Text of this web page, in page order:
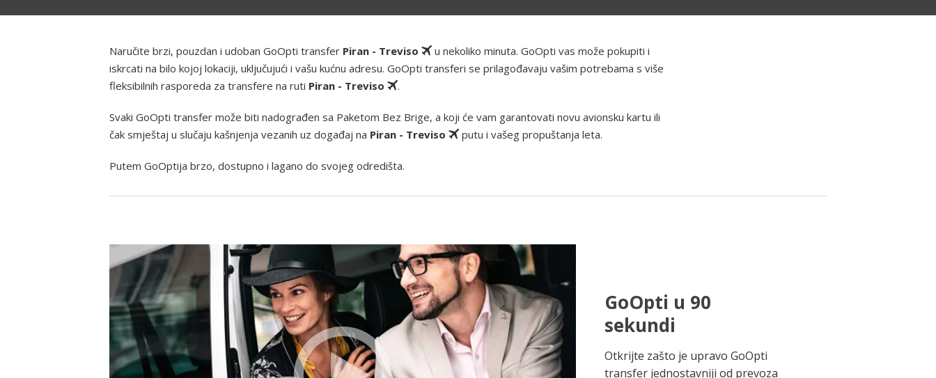
Naručite brzi, pouzdan i udoban GoOpti transfer Piran - Treviso
u nekoliko minuta. GoOpti vas može pokupiti i
iskrcati na bilo kojoj lokaciji, uključujući i vašu kućnu adresu. GoOpti transferi se prilagođavaju vašim potrebama s više
fleksibilnih rasporeda za transfere na ruti Piran - Treviso .
Svaki GoOpti transfer može biti nadograđen sa Paketom Bez Brige, a koji će vam garantovati novu avionsku kartu ili
čak smještaj u slučaju kašnjenja vezanih uz događaj na Piran - Treviso putu i vašeg propuštanja leta.
Putem GoOptija brzo, dostupno i lagano do svojeg odredišta.
GoOpti u 90
sekundi
Otkrijte zašto je upravo GoOpti
transfer jednostavniji od prevoza